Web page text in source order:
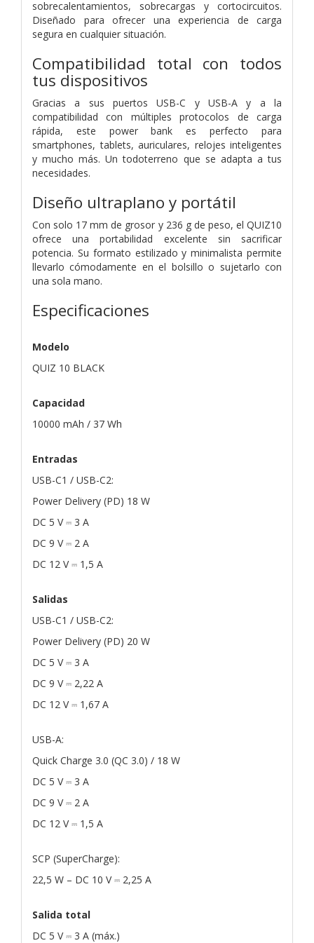
sobrecalentamientos, sobrecargas y cortocircuitos.
Diseñado para ofrecer una experiencia de carga
segura en cualquier situación.
Compatibilidad total con todos
tus dispositivos
Gracias a sus puertos USB-C y USB-A y a la
compatibilidad con múltiples protocolos de carga
rápida, este power bank es perfecto para
smartphones, tablets, auriculares, relojes inteligentes
y mucho más. Un todoterreno que se adapta a tus
necesidades.
Diseño ultraplano y portátil
Con solo 17 mm de grosor y 236 g de peso, el QUIZ10
ofrece una portabilidad excelente sin sacrificar
potencia. Su formato estilizado y minimalista permite
llevarlo cómodamente en el bolsillo o sujetarlo con
una sola mano.
Especificaciones
Modelo
QUIZ 10 BLACK
Capacidad
10000 mAh / 37 Wh
Entradas
USB-C1 / USB-C2:
Power Delivery (PD) 18 W
DC 5 V ⎓ 3 A
DC 9 V ⎓ 2 A
DC 12 V ⎓ 1,5 A
Salidas
USB-C1 / USB-C2:
Power Delivery (PD) 20 W
DC 5 V ⎓ 3 A
DC 9 V ⎓ 2,22 A
DC 12 V ⎓ 1,67 A
USB-A:
Quick Charge 3.0 (QC 3.0) / 18 W
DC 5 V ⎓ 3 A
DC 9 V ⎓ 2 A
DC 12 V ⎓ 1,5 A
SCP (SuperCharge):
22,5 W – DC 10 V ⎓ 2,25 A
Salida total
DC 5 V ⎓ 3 A (máx.)